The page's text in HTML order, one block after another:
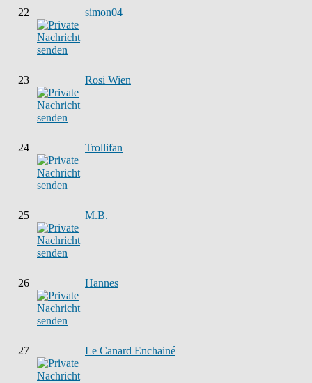
22 simon04
23 Rosi Wien
24 Trollifan
25 M.B.
26 Hannes
27 Le Canard Enchainé